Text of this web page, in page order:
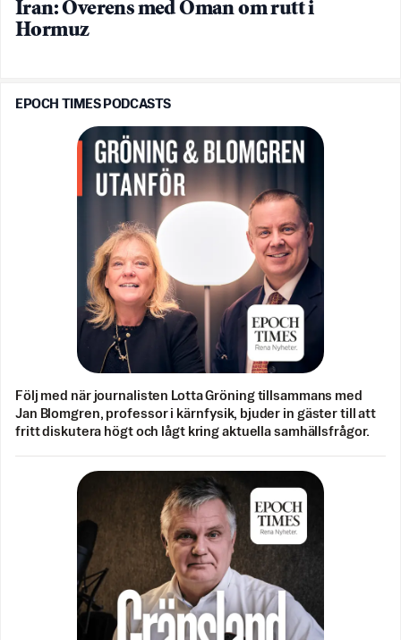
Iran: Överens med Oman om rutt i
Hormuz
EPOCH TIMES PODCASTS
Följ med när journalisten Lotta Gröning tillsammans med
Jan Blomgren, professor i kärnfysik, bjuder in gäster till att
fritt diskutera högt och lågt kring aktuella samhällsfrågor.